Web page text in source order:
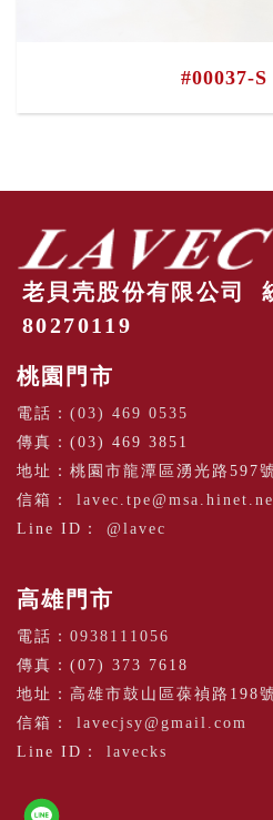
#00037-
老貝壳股份有限公司
80270119
桃園門市
電話： (03) 469 0535
傳真：(03) 469 3851
地址：桃園市龍潭區湧光路597
信箱：
Line ID： @lavec
高雄門市
電話： 0938111056
傳真：(07) 373 7618
地址：高雄市鼓山區葆禎路198
信箱： lavecjsy@gmail.com
Line ID： lavecks